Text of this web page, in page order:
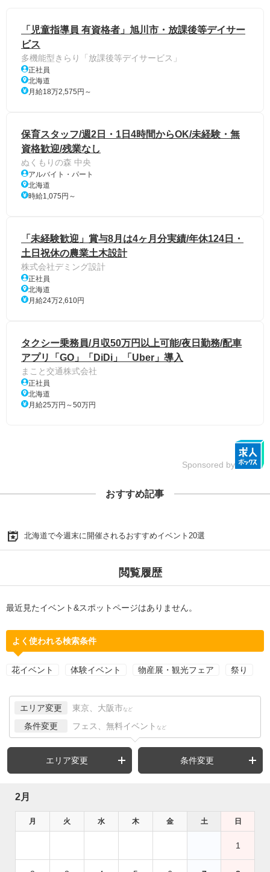
「児童指導員 有資格者」旭川市・放課後等デイサー
ビス
多機能型きらり「放課後等デイサービス」
正社員
北海道
月給18万2,575円～
保育スタッフ/週2日・1日4時間からOK/未経験・無
資格歓迎/残業なし
ぬくもりの森 中央
アルバイト・パート
北海道
時給1,075円～
「未経験歓迎」賞与8月は4ヶ月分実績/年休124日・
土日祝休の農業土木設計
株式会社デミング設計
正社員
北海道
月給24万2,610円
タクシー乗務員/月収50万円以上可能/夜日勤務/配車
アプリ「GO」「DiDi」「Uber」導入
まこと交通株式会社
正社員
北海道
月給25万円～50万円
Sponsored by
おすすめ記事
北海道で今週末に開催されるおすすめイベント20選
閲覧履歴
最近見たイベント&スポットページはありません。
よく使われる検索条件
花イベント 体験イベント 物産展・観光フェア 祭り
エリア変更 東京、大阪市 など
条件変更 フェス、無料イベント など
エリア変更 条件変更
2月
月 火 水 木 金 土 日
1